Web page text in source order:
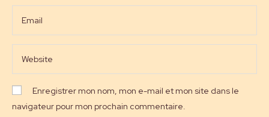
Enregistrer mon nom, mon e-mail et mon site dans le
navigateur pour mon prochain commentaire.